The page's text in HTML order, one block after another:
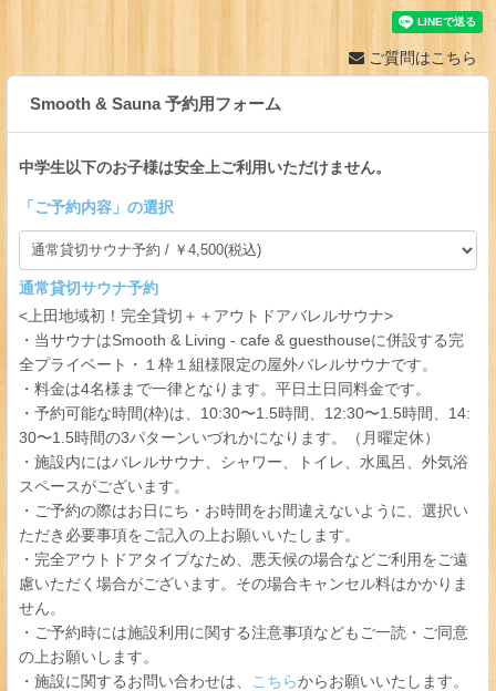
ご質問はこちら
Smooth & Sauna 予約用フォーム
中学生以下のお子様は安全上ご利用いただけません。
「 ご予約内容 」の選択
通常貸切サウナ予約
<上田地域初！完全貸切＋＋アウトドアバレルサウナ>
・当サウナはSmooth & Living - cafe & guesthouseに併設する完
全プライベート・１枠１組様限定の屋外バレルサウナです。
・料金は4名様まで一律となります。平日土日同料金です。
・予約可能な時間(枠)は、10:30〜1.5時間、12:30〜1.5時間、14:
30〜1.5時間の3パターンいづれかになります。（月曜定休）
・施設内にはバレルサウナ、シャワー、トイレ、水風呂、外気浴
スペースがございます。
・ご予約の際はお日にち・お時間をお間違えないように、選択い
ただき必要事項をご記入の上お願いいたします。
・完全アウトドアタイプなため、悪天候の場合などご利用をご遠
慮いただく場合がございます。その場合キャンセル料はかかりま
せん。
・ご予約時には施設利用に関する注意事項などもご一読・ご同意
の上お願いします。
・施設に関するお問い合わせは、
こちらからお願いいたします。